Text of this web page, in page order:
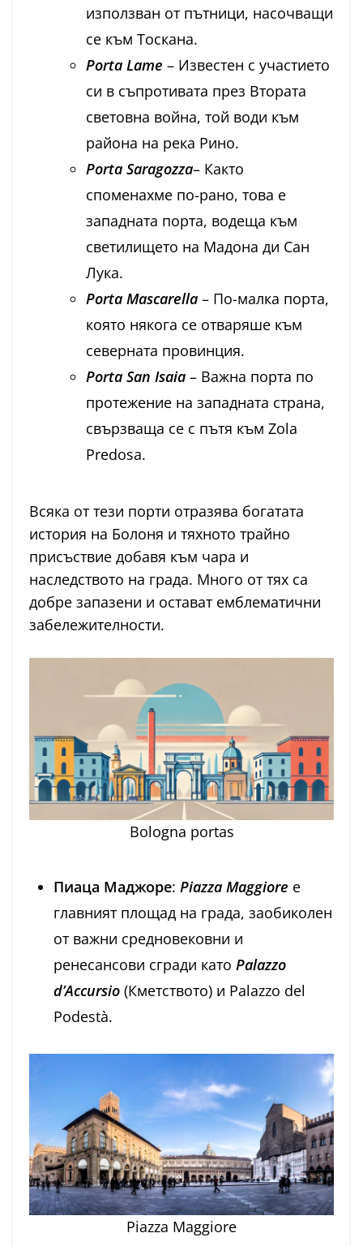
използван от пътници, насочващи
се към Тоскана.
Porta Lame – Известен с участието
си в съпротивата през Втората
световна война, той води към
района на река Рино.
Porta Saragozza– Както
споменахме по-рано, това е
западната порта, водеща към
светилището на Мадона ди Сан
Лука.
Porta Mascarella – По-малка порта,
която някога се отваряше към
северната провинция.
Porta San Isaia – Важна порта по
протежение на западната страна,
свързваща се с пътя към Zola
Predosa.
Всяка от тези порти отразява богатата
история на Болоня и тяхното трайно
присъствие добавя към чара и
наследството на града. Много от тях са
добре запазени и остават емблематични
забележителности.
Bologna portas
Пиаца Маджоре: Piazza Maggiore е
главният площад на града, заобиколен
от важни средновековни и
ренесансови сгради като Palazzo
d’Accursio (Кметството) и Palazzo del
Podestà.
Piazza Maggiore